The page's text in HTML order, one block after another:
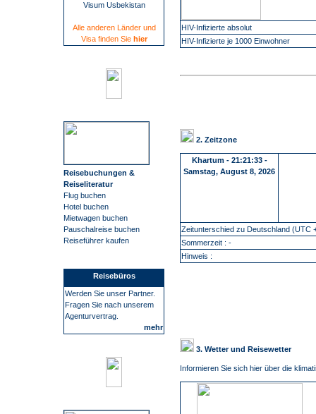
Visum Usbekistan
Alle anderen Länder und
Visa finden Siehier
Reisebuchungen &
Reiseliteratur
Flug buchen
Hotel buchen
Mietwagen buchen
Pauschalreise buchen
Reiseführer kaufen
Reisebüros
Werden Sie unser Partner.
Fragen Sie nach unserem
Agenturvertrag.
mehr
HIV-Infizierte absolut
HIV-Infizierte je 1000 Einwohner
2. Zeitzone
Khartum - 21:21:34 -
Samstag, August 8, 2026
Zeitunterschied zu Deutschland (UTC
Sommerzeit : -
Hinweis :
3. Wetter und Reisewetter
Informieren Sie sich hier über die